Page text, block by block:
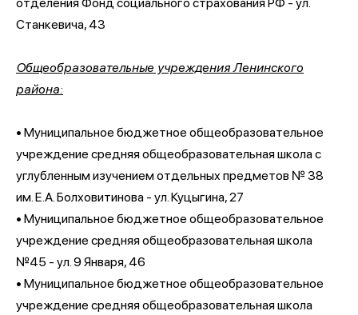
Станкевича, 43
Общеобразовательные учреждения Ленинского
района:
• Муниципальное бюджетное общеобразовательное
учреждение средняя общеобразовательная школа с
углубленным изучением отдельных предметов № 38
им. Е.А. Болховитинова - ул. Куцыгина, 27
• Муниципальное бюджетное общеобразовательное
учреждение средняя общеобразовательная школа
№45 - ул. 9 Января, 46
• Муниципальное бюджетное общеобразовательное
учреждение средняя общеобразовательная школа